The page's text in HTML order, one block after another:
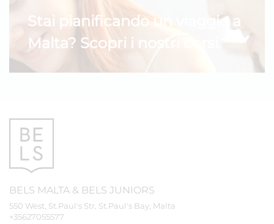
Stai pianificando un viaggio a
Malta? Scopri i nostri corsi.
BELS MALTA & BELS JUNIORS
550 West, St.Paul's Str, St.Paul's Bay, Malta
+35627055577